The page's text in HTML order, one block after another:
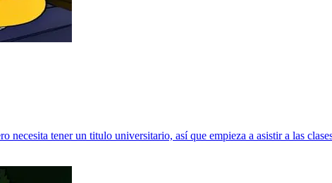
necesita tener un titulo universitario, así que empieza a asistir a las